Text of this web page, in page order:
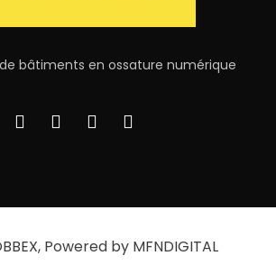
bâtiments en ossature numérique
, Powered by MFNDIGITAL